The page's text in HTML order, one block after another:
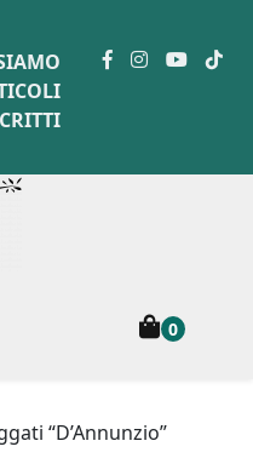
0
“D’Annunzio”